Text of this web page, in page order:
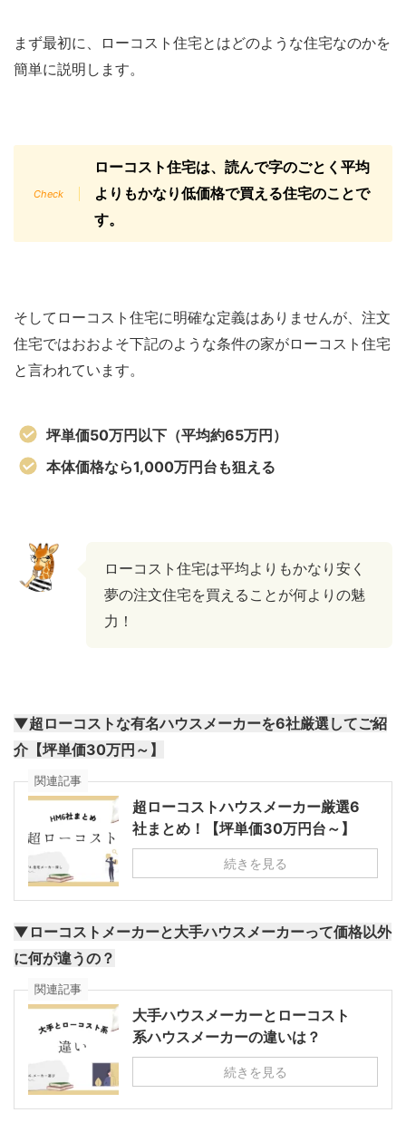
まず最初に、ローコスト住宅とはどのような住宅なのかを
簡単に説明します。
ローコスト住宅は、読んで字のごとく平均
よりもかなり低価格で買える住宅のことで
す。
そしてローコスト住宅に明確な定義はありませんが、注文
住宅ではおおよそ下記のような条件の家がローコスト住宅
と言われています。
坪単価50万円以下（平均約65万円）
本体価格なら1,000万円台も狙える
ローコスト住宅は平均よりもかなり安く
夢の注文住宅を買えることが何よりの魅
力！
▼超ローコストな有名ハウスメーカーを6社厳選してご紹
介【坪単価30万円～】
関連記事
超ローコストハウスメーカー厳選6
社まとめ！【坪単価30万円台～】
続きを見る
▼ローコストメーカーと大手ハウスメーカーって価格以外
に何が違うの？
関連記事
大手ハウスメーカーとローコスト
系ハウスメーカーの違いは？
続きを見る